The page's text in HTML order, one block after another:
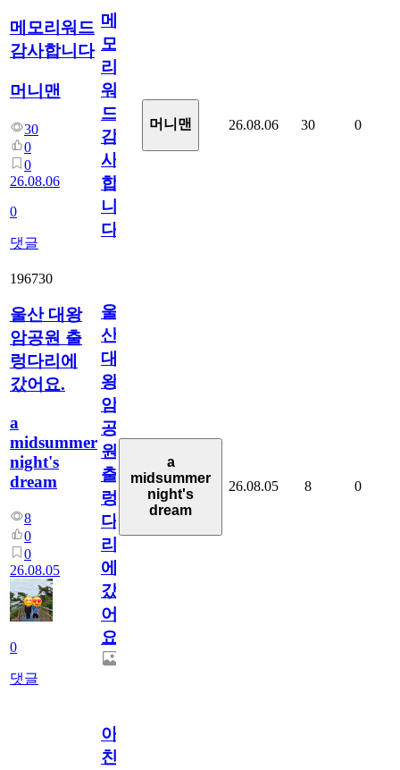
메모리워드
감사합니다
머니맨
30
0
0
26.08.06
0
댓글
메
모
리
워
드
감
사
합
니
다
머니맨 26.08.06 30 0
196730
울산 대왕
암공원 출
렁다리에
갔어요.
a
midsummer
night's
dream
8
0
0
26.08.05
0
댓글
울
산
대
왕
암
공
원
출
렁
다
리
에
갔
어
요.
a
midsummer
night's
dream
26.08.05 8 0
아.
친